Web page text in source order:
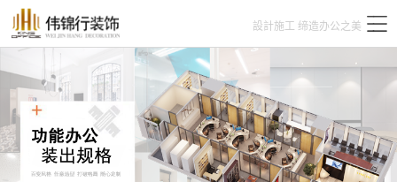
設計施工 缔造办公之美